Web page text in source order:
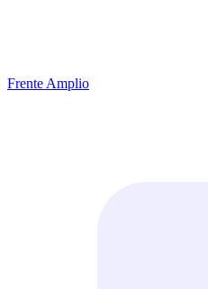
Frente Amplio